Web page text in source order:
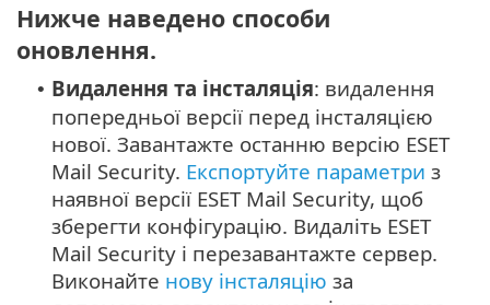
Нижче наведено способи
оновлення.
• Видалення та інсталяція: видалення
попередньої версії перед інсталяцією
нової. Завантажте останню версію ESET
Mail Security. Експортуйте параметри з
наявної версії ESET Mail Security, щоб
зберегти конфігурацію. Видаліть ESET
Mail Security і перезавантажте сервер.
Виконайте нову інсталяцію за